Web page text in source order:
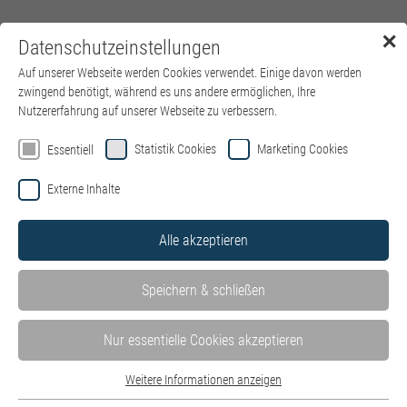
Menü
✕
Datenschutzeinstellungen
Auf unserer Webseite werden Cookies verwendet. Einige davon werden
zwingend benötigt, während es uns andere ermöglichen, Ihre
Nutzererfahrung auf unserer Webseite zu verbessern.
Essentiell Statistik Cookies Marketing Cookies
Externe Inhalte
Alle akzeptieren
Speichern & schließen
Nur essentielle Cookies akzeptieren
Weitere Informationen anzeigen